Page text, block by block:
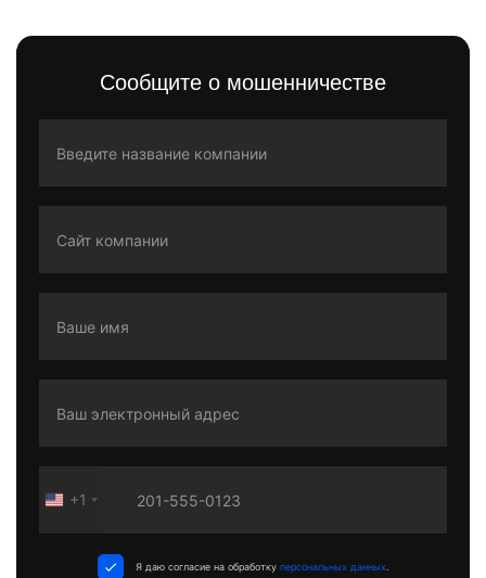
Сообщите о мошенничестве
United
+1
Я даю согласие на обработку персональных данных.